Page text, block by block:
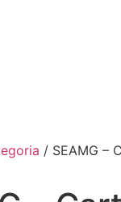
/ SEAMG –